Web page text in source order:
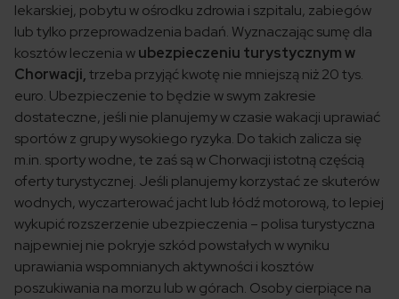
lekarskiej, pobytu w ośrodku zdrowia i szpitalu, zabiegów
lub tylko przeprowadzenia badań. Wyznaczając sumę dla
kosztów leczenia wubezpieczeniu turystycznym w
Chorwacji,trzeba przyjąć kwotę nie mniejszą niż 20 tys.
euro. Ubezpieczenie to będzie w swym zakresie
dostateczne, jeśli nie planujemy w czasie wakacji uprawiać
sportów z grupy wysokiego ryzyka. Do takich zalicza się
m.in. sporty wodne, te zaś są w Chorwacji istotną częścią
oferty turystycznej. Jeśli planujemy korzystać ze skuterów
wodnych, wyczarterować jacht lub łódź motorową, to lepiej
wykupić rozszerzenie ubezpieczenia – polisa turystyczna
najpewniej nie pokryje szkód powstałych w wyniku
uprawiania wspomnianych aktywności i kosztów
poszukiwania na morzu lub w górach. Osoby cierpiące na